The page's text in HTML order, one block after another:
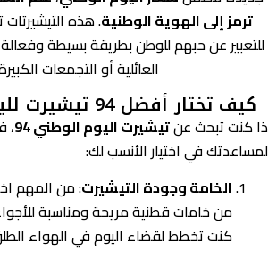
ترمز إلى الهوية الوطنية. هذه
للتعبير عن حبهم للوطن بطريقة بسيطة
العائلية أو التجمعات
كيف تختار أفضل 94 تيشيرت لليوم الوطني؟
ذا كنت تبحث عنتيشيرت اليوم الوطني 94
،
لمساعدتك في اختيار الأنسب لك:
الخامة وجودة التيشيرت: من المهم
من خامات قطنية مريحة ومناسبة
كنت تخطط لقضاء اليوم في الهواء